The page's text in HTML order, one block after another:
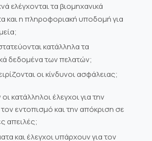
ελέγχονται τα βιομηχανικά
και η πληροφοριακή υποδομή για
κατάλληλα τα
δεδομένα των πελατών;
οι κίνδυνοι ασφάλειας;
κατάλληλοι έλεγχοι για την
εντοπισμό και την απόκριση σε
απειλές;
και έλεγχοι υπάρχουν για τον